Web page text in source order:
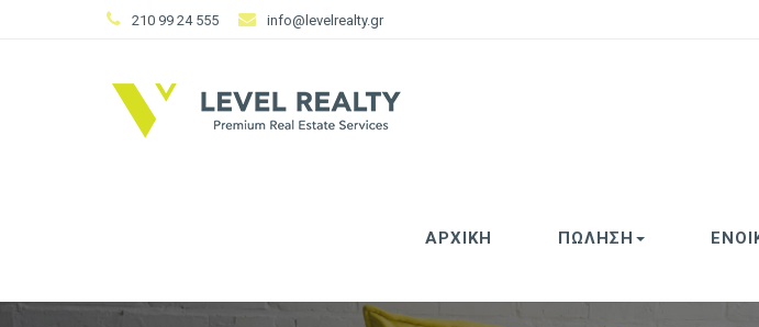
210 99 24 555 info@levelrealty.gr
ΑΡΧΙΚΗ ΠΩΛΗΣΗ